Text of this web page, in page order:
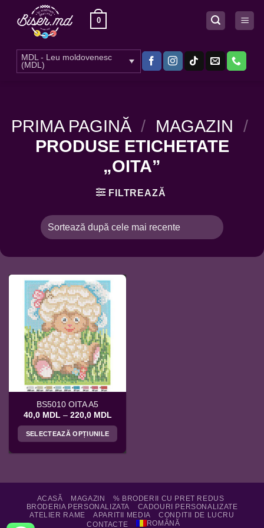
0
MDL - Leu moldovenesc
(MDL)
PRIMA PAGINĂ / MAGAZIN /
PRODUSE ETICHETATE
„OITA”
FILTREAZĂ
BS5010 OITA A5
40,0 MDL – 220,0 MDLInterval
prețuri:
40,0 MDL
la
SELECTEAZĂ OPȚIUNILE
mai
multe
variații.
Opțiunile
ACASĂ MAGAZIN
% BRODERII CU PRET REDUS
BRODERIA PERSONALIZATA
CADOURI PERSONALIZATE
ATELIER RAME
APARITII MEDIA
CONDITII DE LUCRU
CONTACTE
ROMÂNĂ